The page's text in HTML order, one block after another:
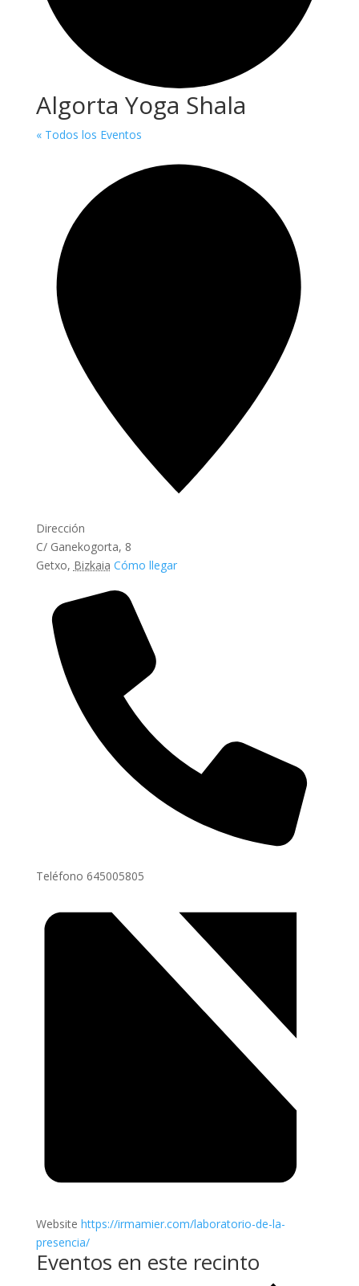
Algorta Yoga Shala
« Todos los Eventos
Dirección
C/ Ganekogorta, 8
Getxo, Bizkaia Cómo llegar
Teléfono 645005805
Website https://irmamier.com/laboratorio-de-la-
presencia/
Eventos en este recinto